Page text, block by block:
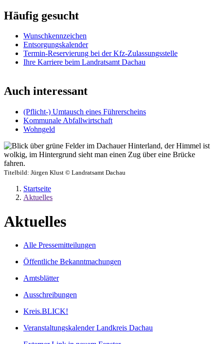
Häufig gesucht
Wunschkennzeichen
Entsorgungskalender
Termin-Reservierung bei der Kfz-Zulassungsstelle
Ihre Karriere beim Landratsamt Dachau
Auch interessant
(Pflicht-) Umtausch eines Führerscheins
Kommunale Abfallwirtschaft
Wohngeld
Titelbild: Jürgen Klust © Landratsamt Dachau
Startseite
Aktuelles
Aktuelles
Alle Pressemitteilungen
Öffentliche Bekanntmachungen
Amtsblätter
Ausschreibungen
Kreis.BLICK!
Veranstaltungskalender Landkreis Dachau